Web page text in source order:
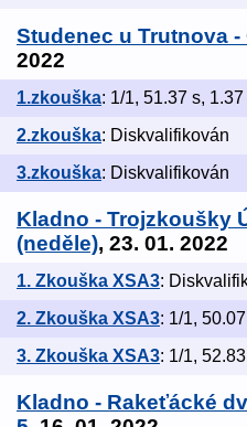
Studenec u Trutnova -
2022
1.zkouška: 1/1, 51.37 s,
2.zkouška: Diskvalifikován
3.zkouška: Diskvalifikován
Kladno - Trojzkoušky
(neděle), 23. 01. 2022
1. Zkouška XSA3:
2. Zkouška XSA3: 1/1,
3. Zkouška XSA3: 1/1,
Kladno - Rakeťácké